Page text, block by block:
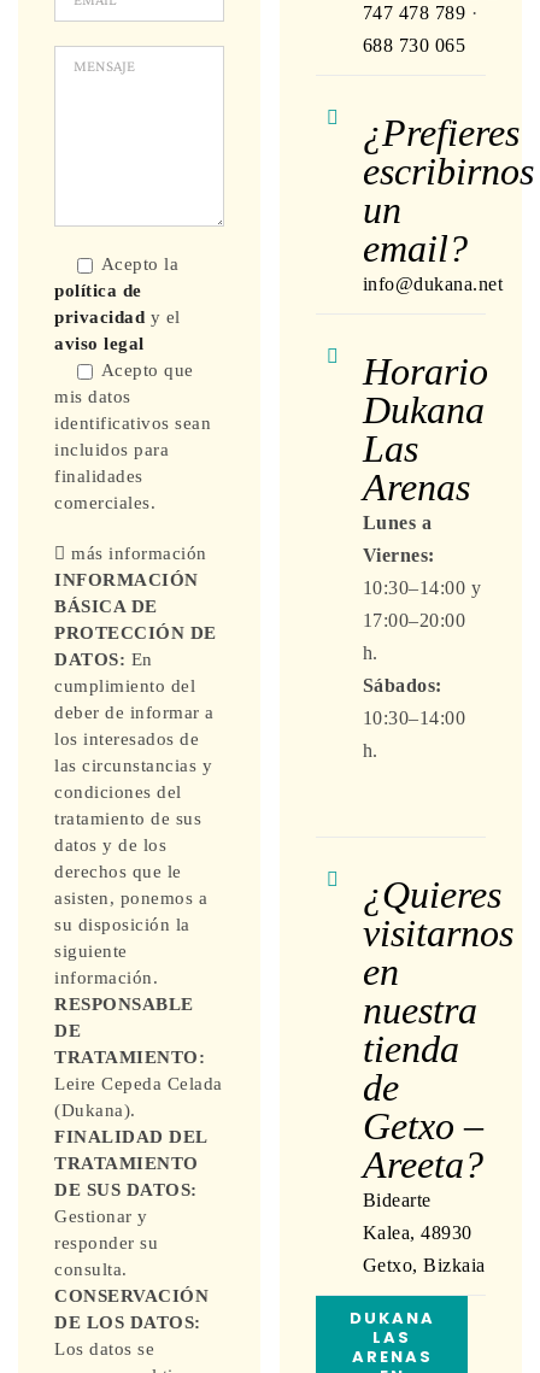
Acepto la
política de
privacidad y el
aviso legal
Acepto que
mis datos
identificativos sean
incluidos para
finalidades
comerciales.
más información
INFORMACIÓN
BÁSICA DE
PROTECCIÓN DE
DATOS: En
cumplimiento del
deber de informar a
los interesados de
las circunstancias y
condiciones del
tratamiento de sus
datos y de los
derechos que le
asisten, ponemos a
su disposición la
siguiente
información.
RESPONSABLE
DE
TRATAMIENTO:
Leire Cepeda Celada
(Dukana).
FINALIDAD DEL
TRATAMIENTO
DE SUS DATOS:
Gestionar y
responder su
consulta.
CONSERVACIÓN
DE LOS DATOS:
Los datos se
747 478 789 ·
688 730 065
¿Prefieres
escribirnos
un
email?
info@dukana.net
Horario
Dukana
Las
Arenas
Lunes a
Viernes:
10:30–14:00 y
17:00–20:00
h.
Sábados:
10:30–14:00
h.
¿Quieres
visitarnos
en
nuestra
tienda
de
Getxo –
Areeta?
Bidearte
Kalea, 48930
Getxo, Bizkaia
DUKANA
LAS
ARENAS